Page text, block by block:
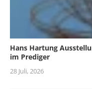
Hans Hartung
im Prediger
28 Juli, 2026